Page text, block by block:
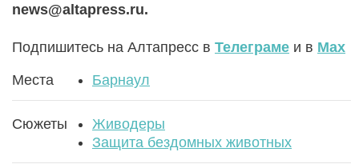
news@altapress.ru.
Подпишитесь на Алтапресс в Телеграме и в Max
Места Барнаул
Сюжеты
Живодеры
Защита бездомных животных